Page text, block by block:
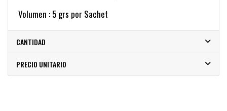
Volumen : 5 grs por Sachet
CANTIDAD
PRECIO UNITARIO